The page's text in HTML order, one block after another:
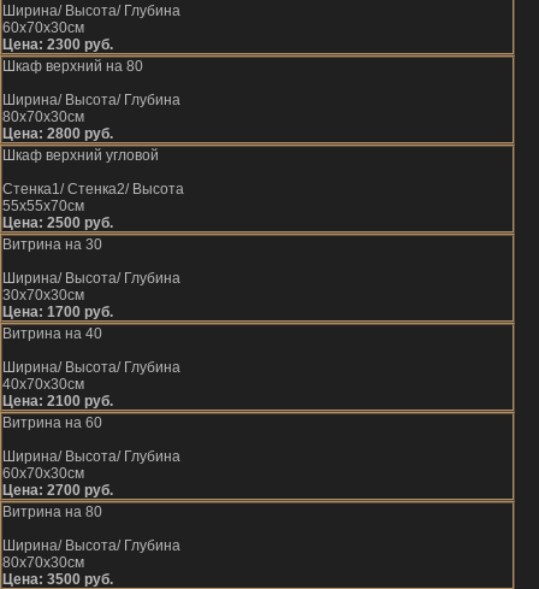
Ширина/ Высота/ Глубина
60х70х30см
Цена: 2300 руб.
Шкаф верхний на 80
Ширина/ Высота/ Глубина
80х70х30см
Цена: 2800 руб.
Шкаф верхний угловой
Стенка1/ Стенка2/ Высота
55х55х70см
Цена: 2500 руб.
Витрина на 30
Ширина/ Высота/ Глубина
30х70х30см
Цена: 1700 руб.
Витрина на 40
Ширина/ Высота/ Глубина
40х70х30см
Цена: 2100 руб.
Витрина на 60
Ширина/ Высота/ Глубина
60х70х30см
Цена: 2700 руб.
Витрина на 80
Ширина/ Высота/ Глубина
80х70х30см
Цена: 3500 руб.